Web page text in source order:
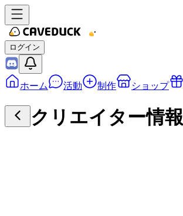
ログイン
ホーム 活動 制作 ショップ
クリエイター情報